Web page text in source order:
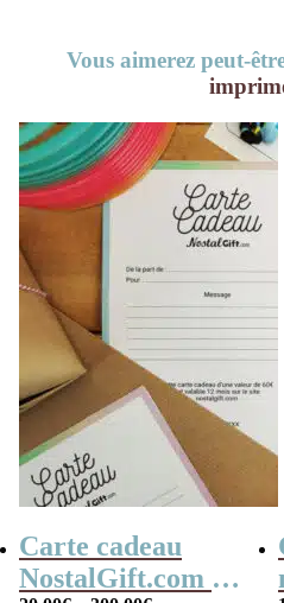
Vous aimerez peut-
Carte cadeau
NostalGift.com à